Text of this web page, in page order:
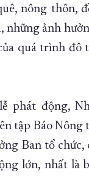
nông thôn,
những ảnh
quá trình đô
phát động,
tập Báo Nông
Ban tổ
lớn, nhất là